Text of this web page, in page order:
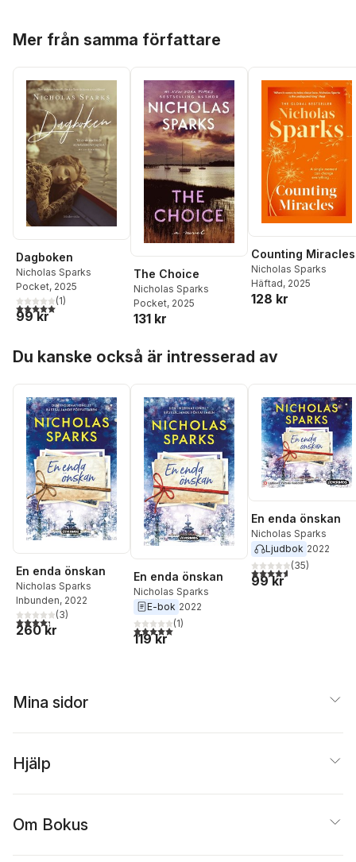
Mer från samma författare
Dagboken
Nicholas Sparks
Pocket, 2025
5,0utav 5 stjärnor. Totalt antal röster:
(1)
99 kr
The Choice
Nicholas Sparks
Pocket, 2025
131 kr
Counting Miracles
Nicholas Sparks
Häftad, 2025
128 kr
Du kanske också är intresserad av
En enda önskan
Nicholas Sparks
Inbunden, 2022
4,3utav 5 stjärnor. Totalt antal röster:
(3)
260 kr
En enda önskan
Nicholas Sparks
E-bok 2022
5,0utav 5 stjärnor. Totalt antal röster:
(1)
119 kr
En enda önskan
Nicholas Sparks
Ljudbok 2022
4,6utav 5 stjärnor.
(35)
99 kr
Mina sidor
Hjälp
Om Bokus